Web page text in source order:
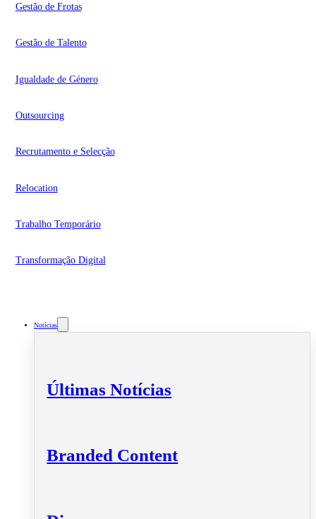
Gestão de Frotas
Gestão de Talento
Igualdade de Género
Outsourcing
Recrutamento e Selecção
Relocation
Trabalho Temporário
Transformação Digital
Notícias
Últimas Notícias
Branded Content